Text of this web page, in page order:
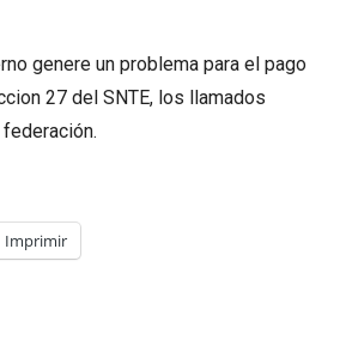
genere un problema para el pago
27 del SNTE, los llamados
Imprimir